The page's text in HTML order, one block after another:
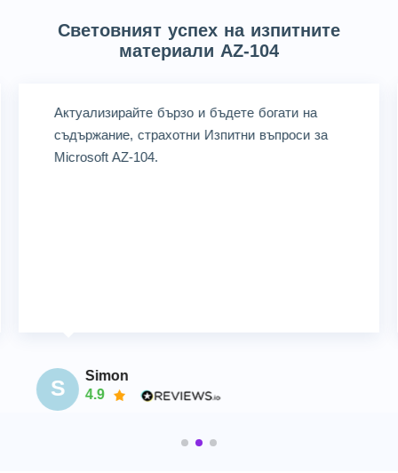
Световният успех на изпитните
материали AZ-104
Актуализирайте бързо и бъдете богати на
съдържание, страхотни Изпитни въпроси за
Microsoft AZ-104.
S
Simon
4.9